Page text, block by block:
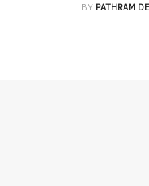
BY PATHRAM